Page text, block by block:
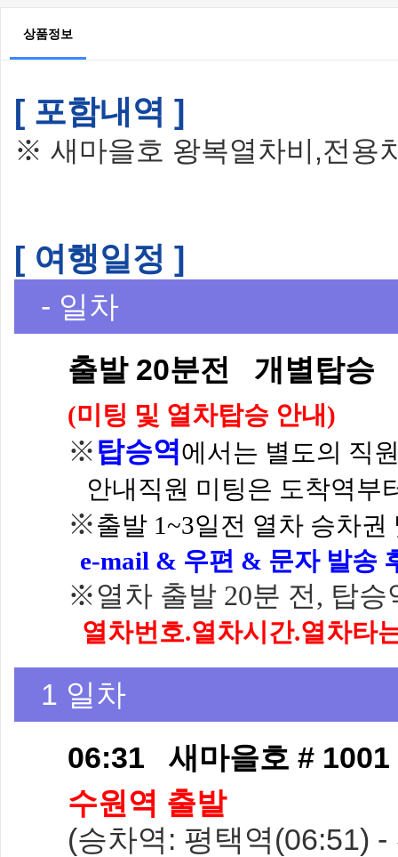
상품정보
[ 포함내역 ]
※ 새마을호 왕복열차비,전용
[ 여행일정 ]
- 일차
출발 20분전 개별탑승
(미팅 및 열차탑
※ 탑승역에서는 별도의 직
안내직원 미팅은 도착역부
※출발 1~3일전 열차 승차
e-mail & 우편 & 문자 발송
※열차 출발 20분 전, 탑
열차번호.열차시간.열차타
1 일차
06:31 새마을호 # 1001
수원역 출발
(승차역: 평택역(06:51)